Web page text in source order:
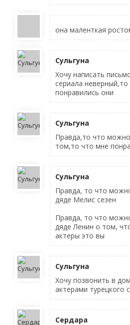
она маленткая
Сульгуна
Хочу написать
сериала
понравились они
Сульгуна
Правда,то что
том,то что мне
Сульгуна
Правда, то что
дяде Мелис сезен
Правда, то что
дяде Ленин о том,
актеры это вы
Сульгуна
Хочу позвонить в
актерами турецкого
Сердара